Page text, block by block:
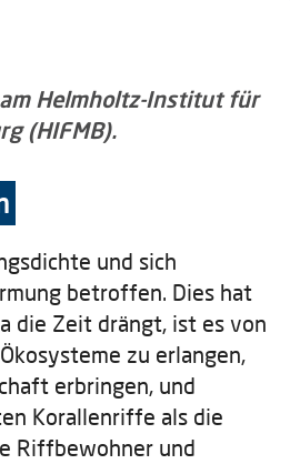
Helmholtz-Institut für
(HIFMB).
und sich
betroffen. Dies hat
die Zeit drängt, ist es von
zu erlangen,
erbringen, und
Korallenriffe als die
Riffbewohner und